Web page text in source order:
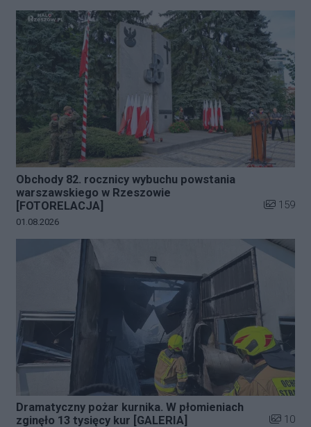
Obchody 82. rocznicy wybuchu powstania
warszawskiego w Rzeszowie
[FOTORELACJA]
Liczba
159
Data dodania galerii:
01.08.2026
Dramatyczny pożar kurnika. W płomieniach
zginęło 13 tysięcy kur [GALERIA]
Liczba
10